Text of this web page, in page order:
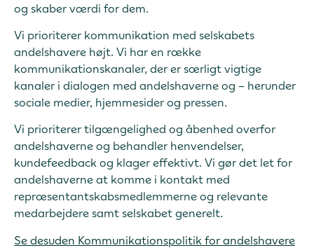
og skaber værdi for dem.
Vi prioriterer kommunikation med selskabets
andelshavere højt. Vi har en række
kommunikationskanaler, der er særligt vigtige
kanaler i dialogen med andelshaverne og – herunder
sociale medier, hjemmesider og pressen.
Vi prioriterer tilgængelighed og åbenhed overfor
andelshaverne og behandler henvendelser,
kundefeedback og klager effektivt. Vi gør det let for
andelshaverne at komme i kontakt med
repræsentantskabsmedlemmerne og relevante
medarbejdere samt selskabet generelt.
Se desuden Kommunikationspolitik for andelshavere